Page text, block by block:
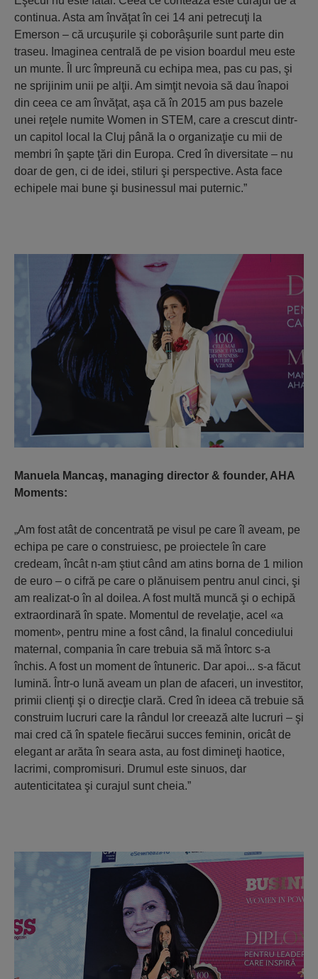
continua. Asta am învăţat în cei 14 ani petrecuţi la
Emerson – că urcuşurile şi coborâşurile sunt parte din
traseu. Imaginea centrală de pe vision boardul meu este
un munte. Îl urc împreună cu echipa mea, pas cu pas, şi
ne sprijinim unii pe alţii. Am simţit nevoia să dau înapoi
din ceea ce am învăţat, aşa că în 2015 am pus bazele
unei reţele numite Women in STEM, care a crescut dintr-
un capitol local la Cluj până la o organizaţie cu mii de
membri în şapte ţări din Europa. Cred în diversitate – nu
doar de gen, ci de idei, stiluri şi perspective. Asta face
echipele mai bune şi businessul mai puternic.”
Manuela Mancaş, managing director & founder, AHA
Moments:
„Am fost atât de concentrată pe visul pe care îl aveam, pe
echipa pe care o construiesc, pe proiectele în care
credeam, încât n-am ştiut când am atins borna de 1 milion
de euro – o cifră pe care o plănuisem pentru anul cinci, şi
am realizat-o în al doilea. A fost multă muncă şi o echipă
extraordinară în spate. Momentul de revelaţie, acel «a
moment», pentru mine a fost când, la finalul concediului
maternal, compania în care trebuia să mă întorc s-a
închis. A fost un moment de întuneric. Dar apoi... s-a făcut
lumină. Într-o lună aveam un plan de afaceri, un investitor,
primii clienţi şi o direcţie clară. Cred în ideea că trebuie să
construim lucruri care la rândul lor creează alte lucruri – şi
mai cred că în spatele fiecărui succes feminin, oricât de
elegant ar arăta în seara asta, au fost dimineţi haotice,
lacrimi, compromisuri. Drumul este sinuos, dar
autenticitatea şi curajul sunt cheia.”